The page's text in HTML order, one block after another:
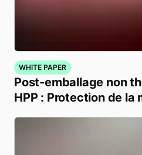
WHITE PAPER
Post-emballage non
HPP : Protection de la